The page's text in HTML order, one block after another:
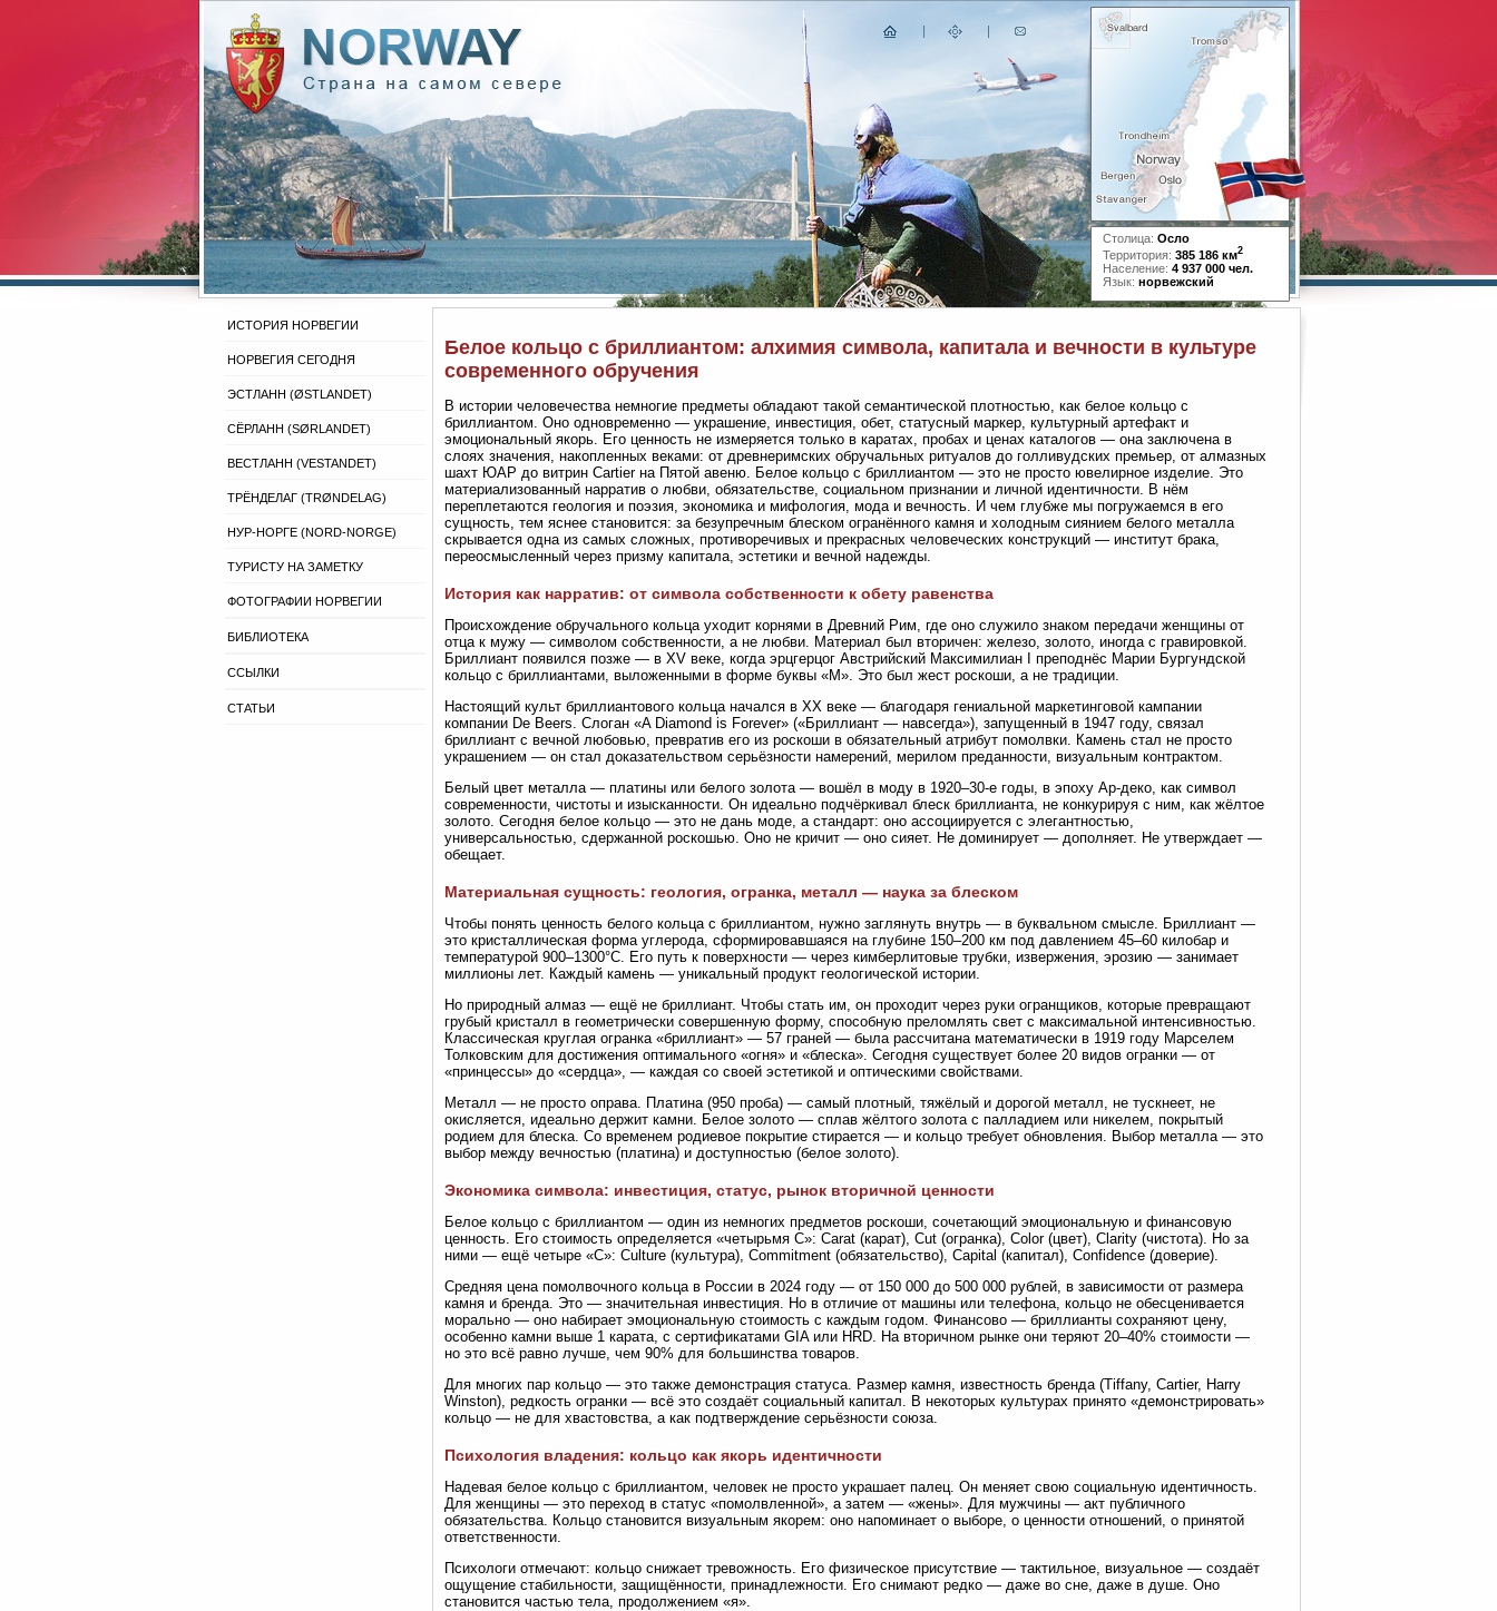
Столица: Осло
Территория: 385 186 км2
Население: 4 937 000 чел.
Язык: норвежский
ИСТОРИЯ НОРВЕГИИ
НОРВЕГИЯ СЕГОДНЯ
ЭСТЛАНН (ØSTLANDET)
СЁРЛАНН (SØRLANDET)
ВЕСТЛАНН (VESTANDET)
ТРЁНДЕЛАГ (TRØNDELAG)
НУР-НОРГЕ (NORD-NORGE)
ТУРИСТУ НА ЗАМЕТКУ
ФОТОГРАФИИ НОРВЕГИИ
БИБЛИОТЕКА
ССЫЛКИ
СТАТЬИ
Белое кольцо с бриллиантом: алхимия символа, капитала и вечности в культуре
современного обручения
В истории человечества немногие предметы обладают такой семантической плотностью, как белое кольцо с
бриллиантом. Оно одновременно — украшение, инвестиция, обет, статусный маркер, культурный артефакт и
эмоциональный якорь. Его ценность не измеряется только в каратах, пробах и ценах каталогов — она заключена в
слоях значения, накопленных веками: от древнеримских обручальных ритуалов до голливудских премьер, от алмазных
шахт ЮАР до витрин Cartier на Пятой авеню. Белое кольцо с бриллиантом — это не просто ювелирное изделие. Это
материализованный нарратив о любви, обязательстве, социальном признании и личной идентичности. В нём
переплетаются геология и поэзия, экономика и мифология, мода и вечность. И чем глубже мы погружаемся в его
сущность, тем яснее становится: за безупречным блеском огранённого камня и холодным сиянием белого металла
скрывается одна из самых сложных, противоречивых и прекрасных человеческих конструкций — институт брака,
переосмысленный через призму капитала, эстетики и вечной надежды.
История как нарратив: от символа собственности к обету равенства
Происхождение обручального кольца уходит корнями в Древний Рим, где оно служило знаком передачи женщины от
отца к мужу — символом собственности, а не любви. Материал был вторичен: железо, золото, иногда с гравировкой.
Бриллиант появился позже — в XV веке, когда эрцгерцог Австрийский Максимилиан I преподнёс Марии Бургундской
кольцо с бриллиантами, выложенными в форме буквы «М». Это был жест роскоши, а не традиции.
Настоящий культ бриллиантового кольца начался в XX веке — благодаря гениальной маркетинговой кампании
компании De Beers. Слоган «A Diamond is Forever» («Бриллиант — навсегда»), запущенный в 1947 году, связал
бриллиант с вечной любовью, превратив его из роскоши в обязательный атрибут помолвки. Камень стал не просто
украшением — он стал доказательством серьёзности намерений, мерилом преданности, визуальным контрактом.
Белый цвет металла — платины или белого золота — вошёл в моду в 1920–30-е годы, в эпоху Ар-деко, как символ
современности, чистоты и изысканности. Он идеально подчёркивал блеск бриллианта, не конкурируя с ним, как жёлтое
золото. Сегодня белое кольцо — это не дань моде, а стандарт: оно ассоциируется с элегантностью,
универсальностью, сдержанной роскошью. Оно не кричит — оно сияет. Не доминирует — дополняет. Не утверждает —
обещает.
Материальная сущность: геология, огранка, металл — наука за блеском
Чтобы понять ценность белого кольца с бриллиантом, нужно заглянуть внутрь — в буквальном смысле. Бриллиант —
это кристаллическая форма углерода, сформировавшаяся на глубине 150–200 км под давлением 45–60 килобар и
температурой 900–1300°C. Его путь к поверхности — через кимберлитовые трубки, извержения, эрозию — занимает
миллионы лет. Каждый камень — уникальный продукт геологической истории.
Но природный алмаз — ещё не бриллиант. Чтобы стать им, он проходит через руки огранщиков, которые превращают
грубый кристалл в геометрически совершенную форму, способную преломлять свет с максимальной интенсивностью.
Классическая круглая огранка «бриллиант» — 57 граней — была рассчитана математически в 1919 году Марселем
Толковским для достижения оптимального «огня» и «блеска». Сегодня существует более 20 видов огранки — от
«принцессы» до «сердца», — каждая со своей эстетикой и оптическими свойствами.
Металл — не просто оправа. Платина (950 проба) — самый плотный, тяжёлый и дорогой металл, не тускнеет, не
окисляется, идеально держит камни. Белое золото — сплав жёлтого золота с палладием или никелем, покрытый
родием для блеска. Со временем родиевое покрытие стирается — и кольцо требует обновления. Выбор металла — это
выбор между вечностью (платина) и доступностью (белое золото).
Экономика символа: инвестиция, статус, рынок вторичной ценности
Белое кольцо с бриллиантом — один из немногих предметов роскоши, сочетающий эмоциональную и финансовую
ценность. Его стоимость определяется «четырьмя С»: Carat (карат), Cut (огранка), Color (цвет), Clarity (чистота). Но за
ними — ещё четыре «С»: Culture (культура), Commitment (обязательство), Capital (капитал), Confidence (доверие).
Средняя цена помолвочного кольца в России в 2024 году — от 150 000 до 500 000 рублей, в зависимости от размера
камня и бренда. Это — значительная инвестиция. Но в отличие от машины или телефона, кольцо не обесценивается
морально — оно набирает эмоциональную стоимость с каждым годом. Финансово — бриллианты сохраняют цену,
особенно камни выше 1 карата, с сертификатами GIA или HRD. На вторичном рынке они теряют 20–40% стоимости —
но это всё равно лучше, чем 90% для большинства товаров.
Для многих пар кольцо — это также демонстрация статуса. Размер камня, известность бренда (Tiffany, Cartier, Harry
Winston), редкость огранки — всё это создаёт социальный капитал. В некоторых культурах принято «демонстрировать»
кольцо — не для хвастовства, а как подтверждение серьёзности союза.
Психология владения: кольцо как якорь идентичности
Надевая белое кольцо с бриллиантом, человек не просто украшает палец. Он меняет свою социальную идентичность.
Для женщины — это переход в статус «помолвленной», а затем — «жены». Для мужчины — акт публичного
обязательства. Кольцо становится визуальным якорем: оно напоминает о выборе, о ценности отношений, о принятой
ответственности.
Психологи отмечают: кольцо снижает тревожность. Его физическое присутствие — тактильное, визуальное — создаёт
ощущение стабильности, защищённости, принадлежности. Его снимают редко — даже во сне, даже в душе. Оно
становится частью тела, продолжением «я».